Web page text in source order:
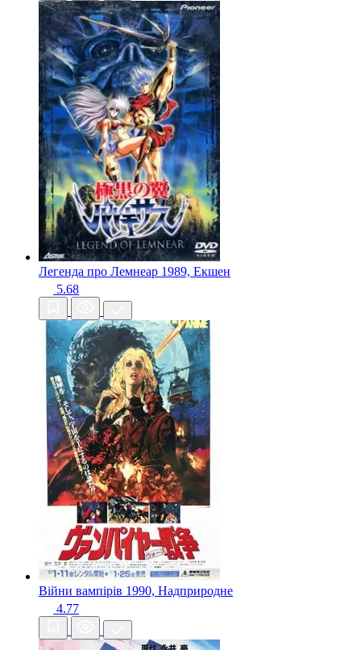
Легенда про Лемнеар 1989, Екшен
5.68
Війни вампірів 1990, Надприродне
4.77